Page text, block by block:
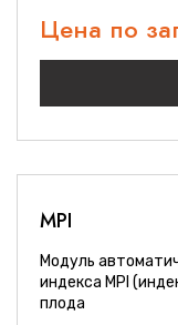
Цена по
MPI
Модуль
индекса MPI
плода